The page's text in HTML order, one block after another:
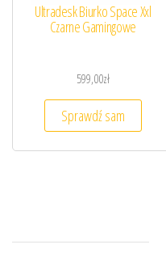
Ultradesk Biurko Space Xxl
Czarne Gamingowe
599,00zł
Sprawdź sam